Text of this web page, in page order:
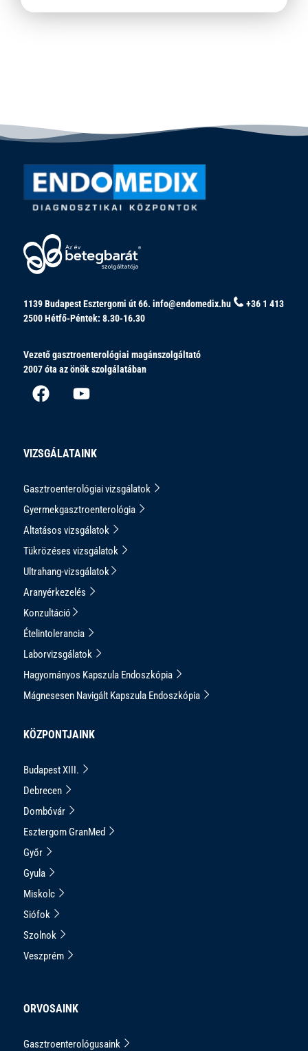
1139 Budapest Esztergomi út 66. info@endomedix.hu
+36 1 413
2500Hétfő-Péntek: 8.30-16.30
Vezető gasztroenterológiai magánszolgáltató
2007 óta az önök szolgálatában
VIZSGÁLATAINK
Gasztroenterológiai vizsgálatok
Gyermekgasztroenterológia
Altatásos vizsgálatok
Tükrözéses vizsgálatok
Ultrahang-vizsgálatok
Aranyérkezelés
Konzultáció
Ételintolerancia
Laborvizsgálatok
Hagyományos Kapszula Endoszkópia
Mágnesesen Navigált Kapszula Endoszkópia
KÖZPONTJAINK
Budapest XIII.
Debrecen
Dombóvár
Esztergom GranMed
Győr
Gyula
Miskolc
Siófok
Szolnok
Veszprém
ORVOSAINK
Gasztroenterológusaink